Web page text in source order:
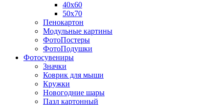
40х60
50х70
Пенокартон
Модульные картины
ФотоПостеры
ФотоПодушки
Фотоcувениры
Значки
Коврик для мыши
Кружки
Новогодние шары
Пазл картонный